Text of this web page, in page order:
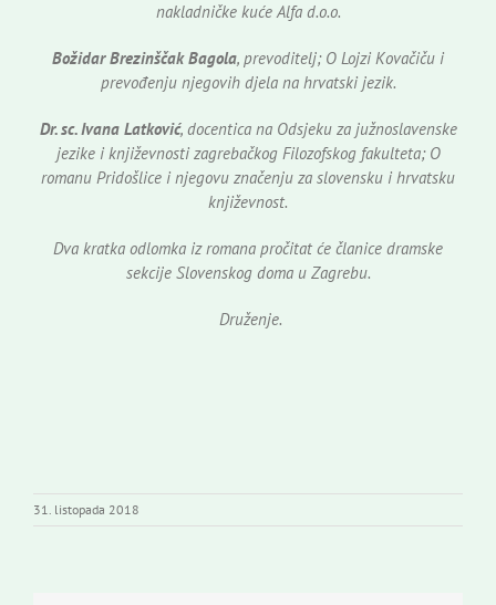
nakladničke kuće Alfa d.o.o.
Božidar Brezinščak Bagola, prevoditelj; O Lojzi Kovačiču i
prevođenju njegovih djela na hrvatski jezik.
Dr. sc. Ivana Latković, docentica na Odsjeku za južnoslavenske
jezike i književnosti zagrebačkog Filozofskog fakulteta; O
romanu Pridošlice i njegovu značenju za slovensku i hrvatsku
književnost.
Dva kratka odlomka iz romana pročitat će članice dramske
sekcije Slovenskog doma u Zagrebu.
Druženje.
31. listopada 2018